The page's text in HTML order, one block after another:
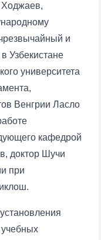
и
Узбекистане
университета
Венгрии Ласло
кафедрой
доктор Шучи
при